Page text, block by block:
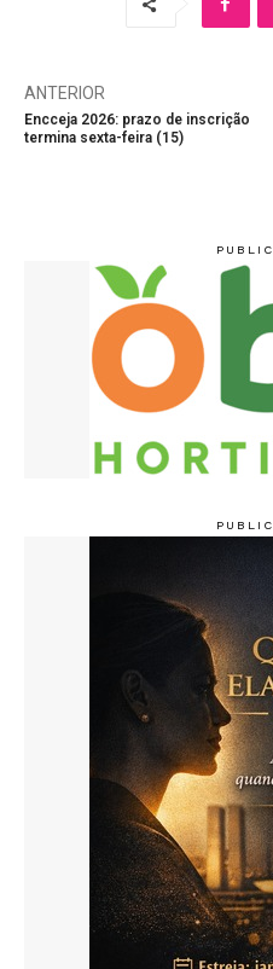
ANTERIOR
Encceja 2026: prazo de inscrição
termina sexta-feira (15)